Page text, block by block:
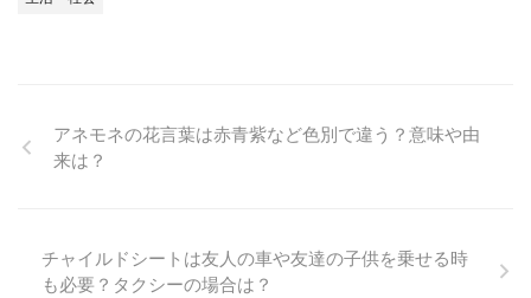
アネモネの花言葉は赤青紫など色別で違う？意味や由
来は？
チャイルドシートは友人の車や友達の子供を乗せる時
も必要？タクシーの場合は？